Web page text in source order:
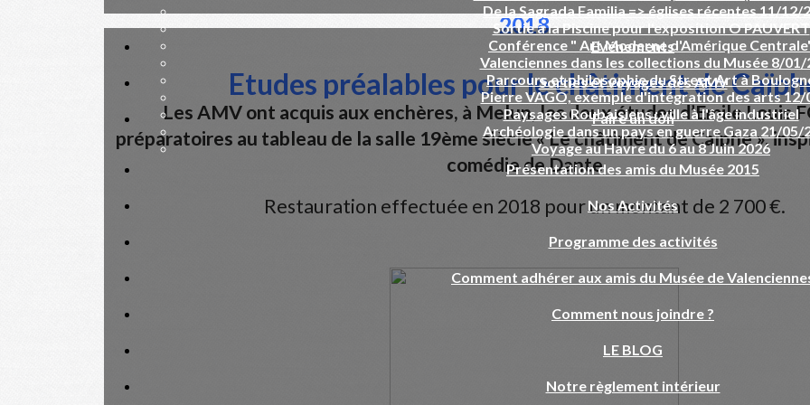
De la Sagrada Familia => églises récentes 11/12/
Sortie à la Piscine pour l'exposition O PAUVERT
Conférence " Art Moderne d'Amérique
Valenciennes dans les collections du Musée 8/01/
Parcours et philosophie du Street Art à
Pierre VAGO, exemple d'intégration des arts 12/
Paysages Roubaisiens : ville à l'âge industriel
Archéologie dans un pays en guerre Gaza 21/05/
Voyage au Havre du 6 au 8 Juin 2026
Evénements
Sorties et voyages des AMV
Faire un don
Présentation des amis du Musée 2015
Nos Activités
Programme des activités
Comment adhérer aux amis du Musée de
Comment nous joindre ?
LE BLOG
Notre règlement intérieur
2018
Conseil design : une belle page est une page simple. Evitez d'ajouter trop de couleur et de jouer avec les tailles de
Etudes préalables pour le châtiment de
Conseil design : une belle page est une page simple. Evitez d'ajouter trop de couleur et de jouer avec les tailles de
Les AMV ont acquis aux enchères, à Melun, les deux études d’Emile Louis
préparatoires au tableau de la salle 19èmesiècle « Le châtiment de Caïphe »,
comédie de Dante
Restauration effectuée en 2018 pour un montant de 2 700 €.